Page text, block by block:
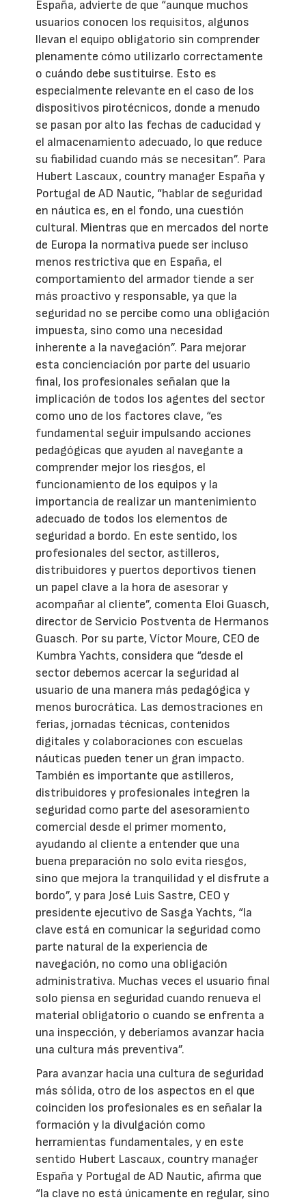
España, advierte de que “aunque muchos
usuarios conocen los requisitos, algunos
llevan el equipo obligatorio sin comprender
plenamente cómo utilizarlo correctamente
o cuándo debe sustituirse. Esto es
especialmente relevante en el caso de los
dispositivos pirotécnicos, donde a menudo
se pasan por alto las fechas de caducidad y
el almacenamiento adecuado, lo que reduce
su fiabilidad cuando más se necesitan”. Para
Hubert Lascaux, country manager España y
Portugal de AD Nautic, “hablar de seguridad
en náutica es, en el fondo, una cuestión
cultural. Mientras que en mercados del norte
de Europa la normativa puede ser incluso
menos restrictiva que en España, el
comportamiento del armador tiende a ser
más proactivo y responsable, ya que la
seguridad no se percibe como una obligación
impuesta, sino como una necesidad
inherente a la navegación”. Para mejorar
esta concienciación por parte del usuario
final, los profesionales señalan que la
implicación de todos los agentes del sector
como uno de los factores clave, “es
fundamental seguir impulsando acciones
pedagógicas que ayuden al navegante a
comprender mejor los riesgos, el
funcionamiento de los equipos y la
importancia de realizar un mantenimiento
adecuado de todos los elementos de
seguridad a bordo. En este sentido, los
profesionales del sector, astilleros,
distribuidores y puertos deportivos tienen
un papel clave a la hora de asesorar y
acompañar al cliente”, comenta Eloi Guasch,
director de Servicio Postventa de Hermanos
Guasch. Por su parte, Víctor Moure, CEO de
Kumbra Yachts, considera que “desde el
sector debemos acercar la seguridad al
usuario de una manera más pedagógica y
menos burocrática. Las demostraciones en
ferias, jornadas técnicas, contenidos
digitales y colaboraciones con escuelas
náuticas pueden tener un gran impacto.
También es importante que astilleros,
distribuidores y profesionales integren la
seguridad como parte del asesoramiento
comercial desde el primer momento,
ayudando al cliente a entender que una
buena preparación no solo evita riesgos,
sino que mejora la tranquilidad y el disfrute a
bordo”, y para José Luis Sastre, CEO y
presidente ejecutivo de Sasga Yachts, “la
clave está en comunicar la seguridad como
parte natural de la experiencia de
navegación, no como una obligación
administrativa. Muchas veces el usuario final
solo piensa en seguridad cuando renueva el
material obligatorio o cuando se enfrenta a
una inspección, y deberíamos avanzar hacia
una cultura más preventiva”.
Para avanzar hacia una cultura de seguridad
más sólida, otro de los aspectos en el que
coinciden los profesionales es en señalar la
formación y la divulgación como
herramientas fundamentales, y en este
sentido Hubert Lascaux, country manager
España y Portugal de AD Nautic, afirma que
“la clave no está únicamente en regular, sino